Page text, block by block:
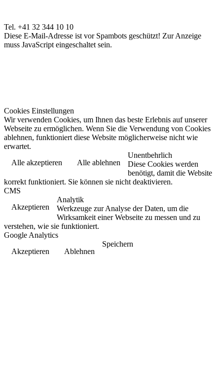
Tel. +41 32 344 10 10
Diese E-Mail-Adresse ist vor Spambots geschützt! Zur Anzeige
muss JavaScript eingeschaltet sein.
Cookies Einstellungen
Wir verwenden Cookies, um Ihnen das beste Erlebnis auf unserer
Webseite zu ermöglichen. Wenn Sie die Verwendung von Cookies
ablehnen, funktioniert diese Website möglicherweise nicht wie
erwartet.
Alle akzeptieren
Alle ablehnen
Unentbehrlich
Diese Cookies werden
benötigt, damit die Website
korrekt funktioniert. Sie können sie nicht deaktivieren.
CMS
Akzeptieren
Analytik
Werkzeuge zur Analyse der Daten, um die
Wirksamkeit einer Webseite zu messen und zu
verstehen, wie sie funktioniert.
Google Analytics
Akzeptieren
Ablehnen
Speichern